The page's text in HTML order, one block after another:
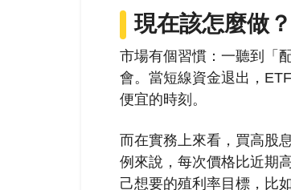
現在該怎麼做？
市場有個習慣：一聽到「
會。當短線資金退出，
便宜的時刻。
而在實務上來看，買高股
例來說，每次價格比近期
己想要的殖利率目標，比